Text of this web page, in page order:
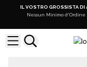
IL VOSTRO GROSSISTA DI
Nessun Minimo d'Ordine